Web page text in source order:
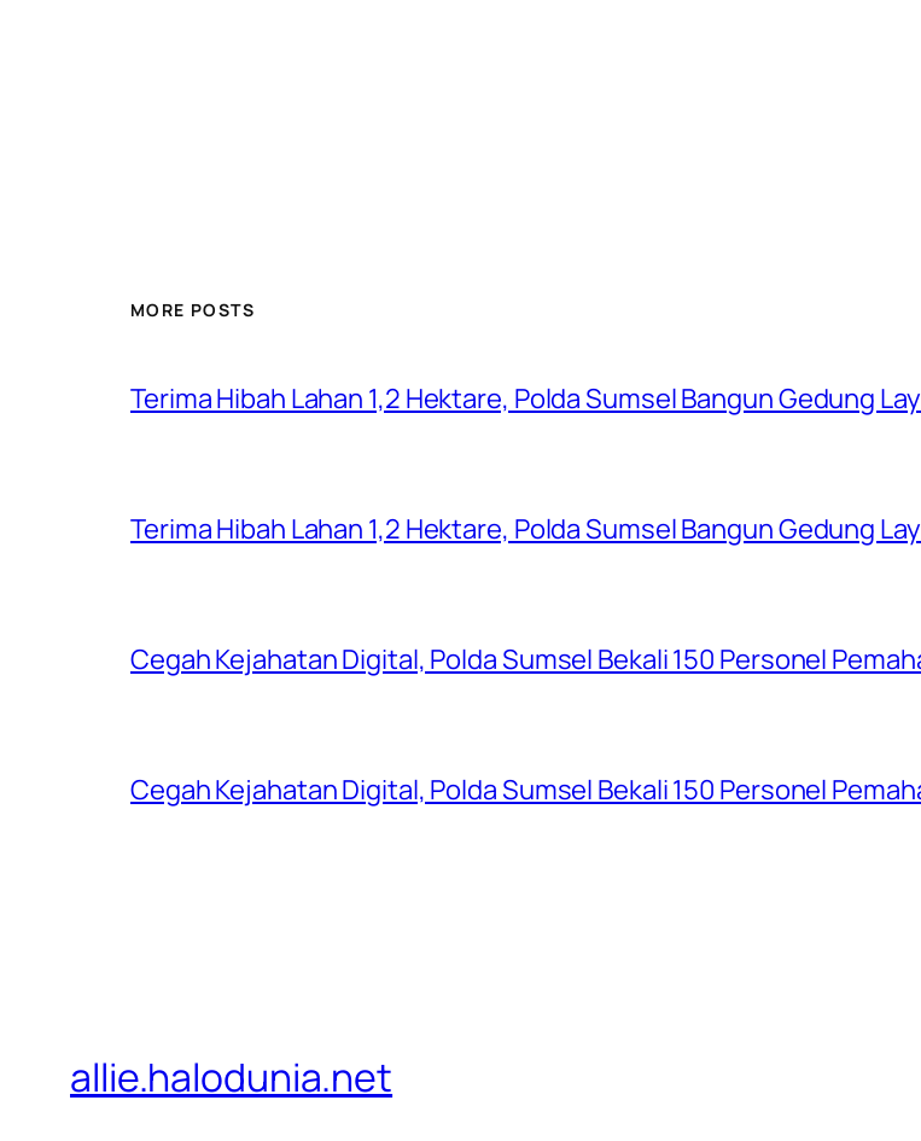
MORE POSTS
Terima Hibah Lahan 1,2 Hektare, Polda Sumsel Bangun Gedung
Terima Hibah Lahan 1,2 Hektare, Polda Sumsel Bangun Gedung
Cegah Kejahatan Digital, Polda Sumsel Bekali 150 Personel
Cegah Kejahatan Digital, Polda Sumsel Bekali 150 Personel
allie.halodunia.net